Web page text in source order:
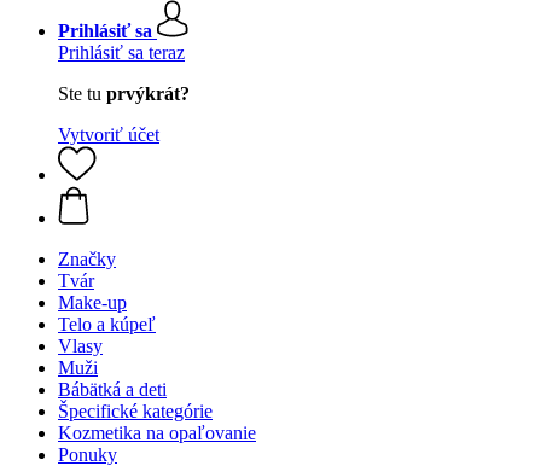
Prihlásiť sa
Prihlásiť sa teraz
Ste tu prvýkrát?
Vytvoriť účet
Značky
Tvár
Make-up
Telo a kúpeľ
Vlasy
Muži
Bábätká a deti
Špecifické kategórie
Kozmetika na opaľovanie
Ponuky